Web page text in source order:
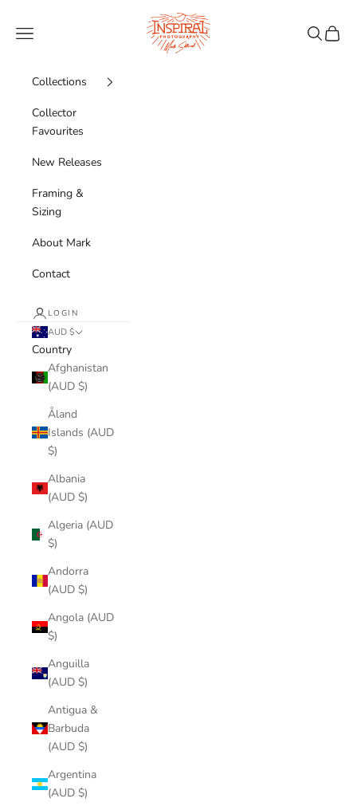
Inspiral Photography
Navigation menu Search
Cart
Collections
Collector
Favourites
New Releases
Framing &
Sizing
About Mark
Contact
LOGIN
AUD $
Country
Afghanistan
(AUD $)
Åland
Islands (AUD
$)
Albania
(AUD $)
Algeria (AUD
$)
Andorra
(AUD $)
Angola (AUD
$)
Anguilla
(AUD $)
Antigua &
Barbuda
(AUD $)
Argentina
(AUD $)